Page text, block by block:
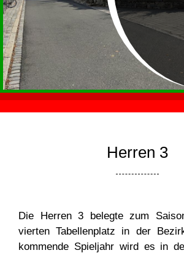
Herren 3
Die Herren 3 belegte zum
vierten Tabellenplatz in der
kommende Spieljahr wird es in